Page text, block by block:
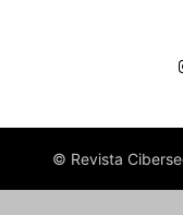
© Revista